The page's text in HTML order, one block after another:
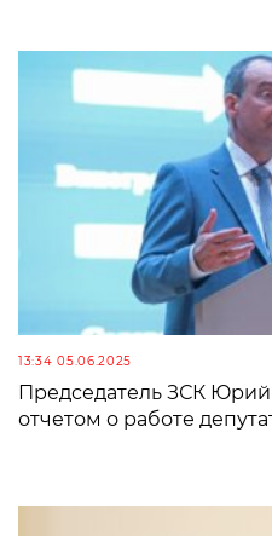
13:34 05.06.2025
Председатель ЗСК
отчетом о работе